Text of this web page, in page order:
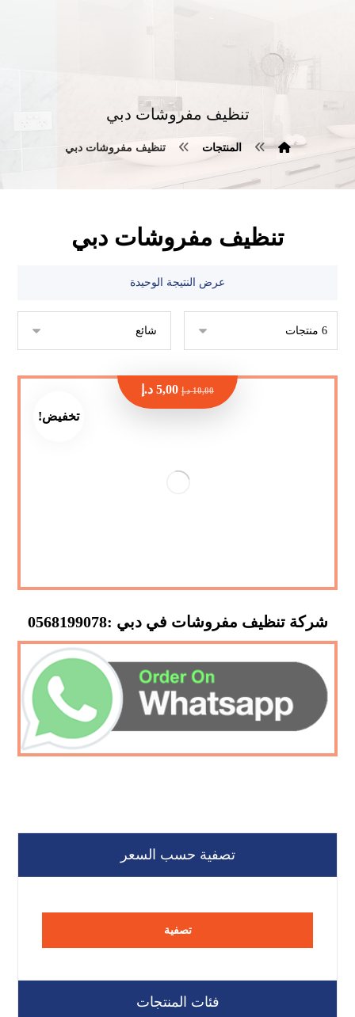
تنظيف مفروشات دبي
المنتجات تنظيف مفروشات دبي
تنظيف مفروشات دبي
عرض النتيجة الوحيدة
تخفيض!
شركة تنظيف مفروشات في دبي :0568199078
10,00 د.إ 5,00 د.إ
تصفية حسب السعر
تصفية
فئات المنتجات